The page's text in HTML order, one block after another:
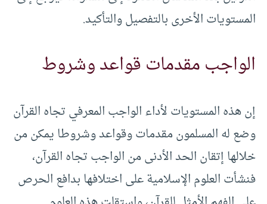
المستويات الأخرى بالتفصيل والتأكيد.
الواجب مقدمات قواعد وشروط
إن هذه المستويات لأداء الواجب المعرفي تجاه القرآن
وضع له المسلمون مقدمات وقواعد وشروطا يمكن من
خلالها إتقان الحد الأدنى من الواجب تجاه القرآن،
فنشأت العلوم الإسلامية على اختلافها بدافع الحرص